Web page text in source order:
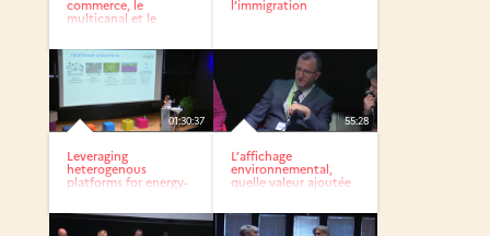
commerce, le
multicanal et le
l’immigration
01:30:37
Leveraging
heterogenous
platforms for energy-
55:28
L’affichage
environnemental,
quelle valeur ajoutée